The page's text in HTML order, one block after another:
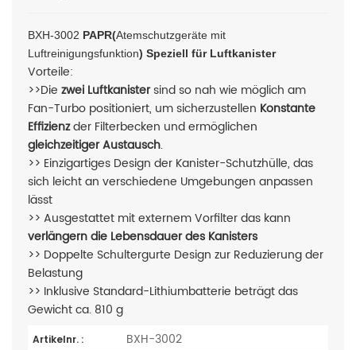
BXH-3002 PAPR(Atemschutzgeräte mit
Luftreinigungsfunktion) Speziell für Luftkanister
Vorteile:
>>Die zwei Luftkanistersind so nah wie möglich am
Fan-Turbo positioniert, um sicherzustellen Konstante
Effizienzder Filterbecken und ermöglichen
gleichzeitiger Austausch.
>> Einzigartiges Design der Kanister-Schutzhülle, das
sich leicht an verschiedene Umgebungen anpassen
lässt
>> Ausgestattet mit externem Vorfilterdas kann
verlängern die Lebensdauer des Kanisters
>> Doppelte Schultergurte Design zur Reduzierung der
Belastung
>> Inklusive Standard-Lithiumbatterie beträgt das
Gewicht ca. 810 g
Artikelnr. : BXH-3002